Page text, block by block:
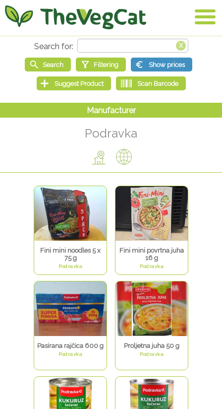
Podravka
Fini mini noodles 5 x
75 g
Podravka
Fini mini povrtna juha
16 g
Podravka
Pasirana rajčica 600 g
Podravka
Proljetna juha 50 g
Podravka